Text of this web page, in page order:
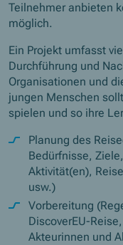
Teilnehmer anbieten
möglich.
Ein Projekt umfasst
Durchführung und
Organisationen und
jungen Menschen
spielen und so ihre
Planung des
Bedürfnisse,
Aktivität(en),
usw.)
Vorbereitung
DiscoverEU-
Akteurinnen und